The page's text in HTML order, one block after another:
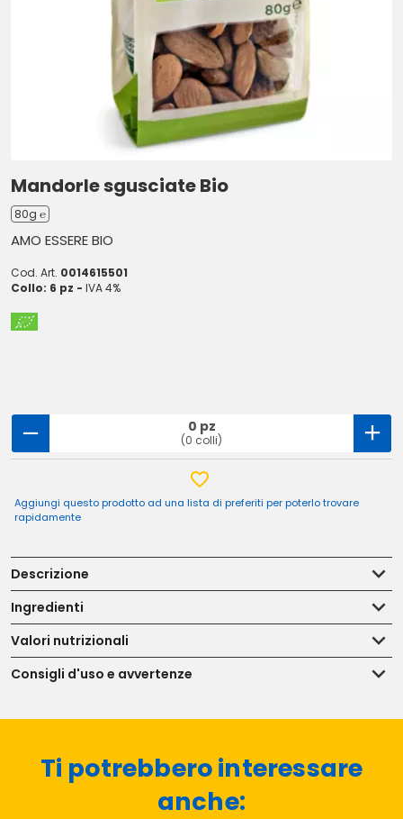
Mandorle sgusciate Bio
80g ℮
AMO ESSERE BIO
Cod. Art. 0014615501
Collo: 6 pz - IVA 4%
0 pz
(0 colli)
Aggiungi questo prodotto ad una lista di preferiti per poterlo trovare
rapidamente
Descrizione
Ingredienti
Valori nutrizionali
Consigli d'uso e avvertenze
Ti potrebbero interessare
anche: